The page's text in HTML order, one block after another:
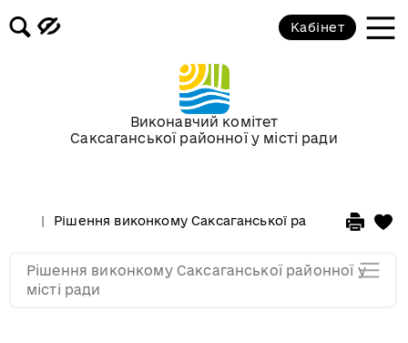
Виконавчий комітет
Саксаганської районної у місті ради
Кабінет
Рішення виконкому Саксаганської районної у місті
Рішення виконкому Саксаганської районної у
місті ради
Засідання за 2015 рік
Засідання за 2014 рік
Засідання за 2013 рік
Засідання за 2011
Засідання за 2010